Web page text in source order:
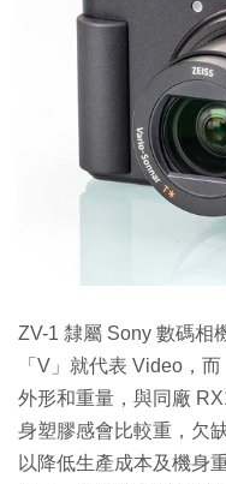
ZV-1 隸屬 Sony 數碼相
「V」就代表 Video，
外形和重量，與同廠
身塑膠感會比較重，欠
以降低生產成本及機身